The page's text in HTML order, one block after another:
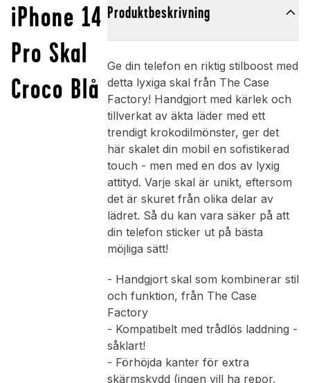
iPhone 14
Pro Skal
Croco Blå
Produktbeskrivning
Ge din telefon en riktig stilboost med
detta lyxiga skal från The Case
Factory! Handgjort med kärlek och
tillverkat av äkta läder med ett
trendigt krokodilmönster, ger det
här skalet din mobil en sofistikerad
touch - men med en dos av lyxig
attityd. Varje skal är unikt, eftersom
det är skuret från olika delar av
lädret. Så du kan vara säker på att
din telefon sticker ut på bästa
möjliga sätt!
- Handgjort skal som kombinerar stil
och funktion, från The Case
Factory
- Kompatibelt med trådlös laddning -
såklart!
- Förhöjda kanter för extra
skärmskydd (ingen vill ha repor,